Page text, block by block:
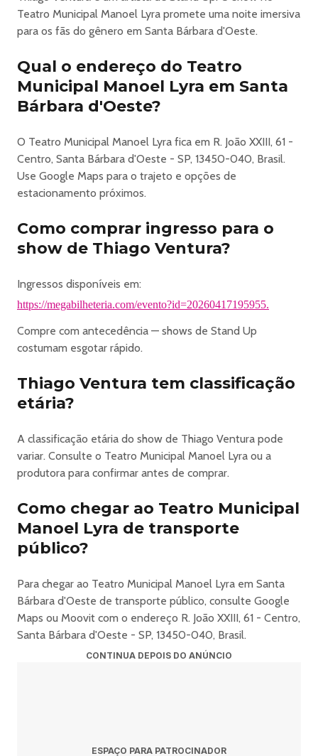
ANTECIPADO: Para todas as pessoas que comprarem
antecipadamente.
PROMOCIONAIS NA ENTRADA DO EVENTO. CASO
NÃO HAJA COMPROVAÇÃO SERÁ COBRADO A
DIFERENÇA PARA O INGRESSO INTEIRA.
O grupo de stand-up comedy 4 Amigos está de volta em
2026 com um espetáculo totalmente inédito! Dihh Lopes,
Thiago Ventura, Afonso Padilha e Márcio Donato
apresentam novas piadas, histórias e interações,
prometendo uma noite de humor afiado e autenticidade.
Cada comediante traz seu estilo único ao palco, criando
uma experiência dinâmica e envolvente que consagra os
4 Amigos como um dos maiores fenômenos do stand-up
E para alegria dos fãs, o sucesso Banca de Piadas está de
volta! O quadro, um dos mais queridos do grupo,
garantindo momentos de improviso e muitas gargalhadas.
Garanta já seu ingresso e prepare-se para rir do começo
ao fim com os 4 Amigos!
https://megabilheteria.com/evento?id=20260417195955
Teatro Municipal Manoel Lyra promete uma noite imersiva
para os fãs do gênero em Santa Bárbara d'Oeste.
Qual o endereço do Teatro
Municipal Manoel Lyra em Santa
Bárbara d'Oeste?
O Teatro Municipal Manoel Lyra fica em R. João XXIII, 61 -
Centro, Santa Bárbara d'Oeste - SP, 13450-040, Brasil.
Use Google Maps para o trajeto e opções de
estacionamento próximos.
Como comprar ingresso para o
show de Thiago Ventura?
Ingressos disponíveis em:
https://megabilheteria.com/evento?id=20260417195955.
Compre com antecedência — shows de Stand Up
costumam esgotar rápido.
Thiago Ventura tem classificação
etária?
A classificação etária do show de Thiago Ventura pode
variar. Consulte o Teatro Municipal Manoel Lyra ou a
produtora para confirmar antes de comprar.
Como chegar ao Teatro Municipal
Manoel Lyra de transporte
público?
Para chegar ao Teatro Municipal Manoel Lyra em Santa
Bárbara d'Oeste de transporte público, consulte Google
Maps ou Moovit com o endereço R. João XXIII, 61 - Centro,
Santa Bárbara d'Oeste - SP, 13450-040, Brasil.
CONTINUA DEPOIS DO ANÚNCIO
ESPAÇO PARA PATROCINADOR